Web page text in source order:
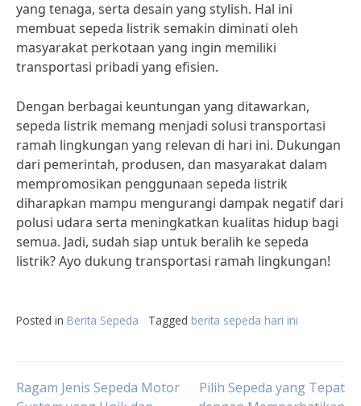
yang tenaga, serta desain yang stylish. Hal ini
membuat sepeda listrik semakin diminati oleh
masyarakat perkotaan yang ingin memiliki
transportasi pribadi yang efisien.
Dengan berbagai keuntungan yang ditawarkan,
sepeda listrik memang menjadi solusi transportasi
ramah lingkungan yang relevan di hari ini. Dukungan
dari pemerintah, produsen, dan masyarakat dalam
mempromosikan penggunaan sepeda listrik
diharapkan mampu mengurangi dampak negatif dari
polusi udara serta meningkatkan kualitas hidup bagi
semua. Jadi, sudah siap untuk beralih ke sepeda
listrik? Ayo dukung transportasi ramah lingkungan!
Posted in Berita Sepeda Tagged berita sepeda hari ini
Post
Ragam Jenis Sepeda Motor
Pilih Sepeda yang Tepat